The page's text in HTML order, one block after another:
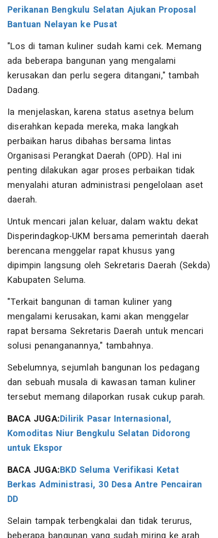
Perikanan Bengkulu Selatan Ajukan Proposal
Bantuan Nelayan ke Pusat
"Los di taman kuliner sudah kami cek. Memang
ada beberapa bangunan yang mengalami
kerusakan dan perlu segera ditangani," tambah
Dadang.
Ia menjelaskan, karena status asetnya belum
diserahkan kepada mereka, maka langkah
perbaikan harus dibahas bersama lintas
Organisasi Perangkat Daerah (OPD). Hal ini
penting dilakukan agar proses perbaikan tidak
menyalahi aturan administrasi pengelolaan aset
daerah.
Untuk mencari jalan keluar, dalam waktu dekat
Disperindagkop-UKM bersama pemerintah daerah
berencana menggelar rapat khusus yang
dipimpin langsung oleh Sekretaris Daerah (Sekda)
Kabupaten Seluma.
"Terkait bangunan di taman kuliner yang
mengalami kerusakan, kami akan menggelar
rapat bersama Sekretaris Daerah untuk mencari
solusi penanganannya," tambahnya.
Sebelumnya, sejumlah bangunan los pedagang
dan sebuah musala di kawasan taman kuliner
tersebut memang dilaporkan rusak cukup parah.
BACA JUGA:Dilirik Pasar Internasional,
Komoditas Niur Bengkulu Selatan Didorong
untuk Ekspor
BACA JUGA:BKD Seluma Verifikasi Ketat
Berkas Administrasi, 30 Desa Antre Pencairan
DD
Selain tampak terbengkalai dan tidak terurus,